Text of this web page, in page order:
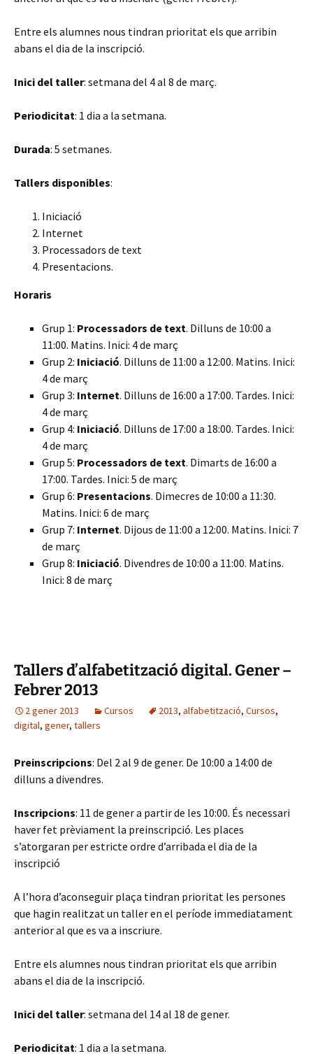
Entre els alumnes nous tindran prioritat els que arribin
abans el dia de la inscripció.
Inici del taller: setmana del 4 al 8 de març.
Periodicitat: 1 dia a la setmana.
Durada: 5 setmanes.
Tallers disponibles:
Iniciació
Internet
Processadors de text
Presentacions.
Horaris
Grup 1: Processadors de text. Dilluns de 10:00 a
11:00. Matins. Inici: 4 de març
Grup 2: Iniciació. Dilluns de 11:00 a 12:00. Matins. Inici:
4 de març
Grup 3: Internet. Dilluns de 16:00 a 17:00. Tardes. Inici:
4 de març
Grup 4: Iniciació. Dilluns de 17:00 a 18:00. Tardes. Inici:
4 de març
Grup 5: Processadors de text. Dimarts de 16:00 a
17:00. Tardes. Inici: 5 de març
Grup 6: Presentacions. Dimecres de 10:00 a 11:30.
Matins. Inici: 6 de març
Grup 7: Internet. Dijous de 11:00 a 12:00. Matins. Inici: 7
de març
Grup 8: Iniciació. Divendres de 10:00 a 11:00. Matins.
Inici: 8 de març
Tallers d’alfabetització digital. Gener –
Febrer 2013
2 gener 2013 Cursos 2013, alfabetització, Cursos,
digital, gener, tallers
Preinscripcions: Del 2 al 9 de gener. De 10:00 a 14:00 de
dilluns a divendres.
Inscripcions: 11 de gener a partir de les 10:00. És necessari
haver fet prèviament la preinscripció. Les places
s’atorgaran per estricte ordre d’arribada el dia de la
inscripció
A l’hora d’aconseguir plaça tindran prioritat les persones
que hagin realitzat un taller en el període immediatament
anterior al que es va a inscriure.
Entre els alumnes nous tindran prioritat els que arribin
abans el dia de la inscripció.
Inici del taller: setmana del 14 al 18 de gener.
Periodicitat: 1 dia a la setmana.